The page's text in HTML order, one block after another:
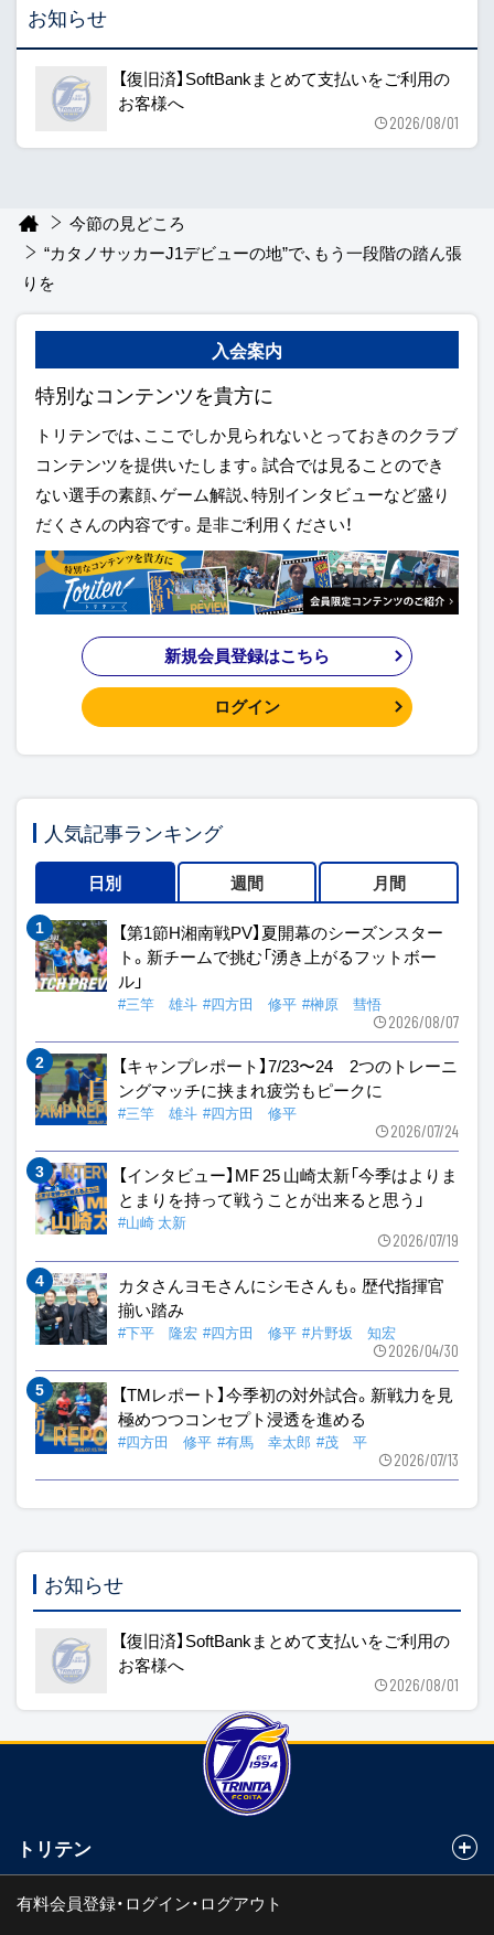
お知らせ
【復旧済】SoftBankまとめて支払いをご利用の
お客様へ
2026/08/01
今節の見どころ
“カタノサッカーJ1デビューの地”で、もう一段階の踏ん張
りを
入会案内
特別なコンテンツを貴方に
トリテンでは、ここでしか見られないとっておきのクラブ
コンテンツを提供いたします。試合では見ることのでき
ない選手の素顔、ゲーム解説、特別インタビューなど盛り
だくさんの内容です。是非ご利用ください！
新規会員登録はこちら
ログイン
人気記事ランキング
日別 週間 月間
【第1節H湘南戦PV】夏開幕のシーズンスター
ト。新チームで挑む「湧き上がるフットボー
ル」
#三竿 雄斗 #四方田 修平 #榊原 彗悟
2026/08/07
【キャンプレポート】7/23〜24 2つのトレーニ
ングマッチに挟まれ疲労もピークに
#三竿 雄斗 #四方田 修平
2026/07/24
【インタビュー】MF 25 山崎太新「今季はよりま
とまりを持って戦うことが出来ると思う」
#山崎 太新
2026/07/19
カタさんヨモさんにシモさんも。歴代指揮官
揃い踏み
#下平 隆宏 #四方田 修平 #片野坂 知宏
2026/04/30
【TMレポート】今季初の対外試合。新戦力を見
極めつつコンセプト浸透を進める
#四方田 修平 #有馬 幸太郎 #茂 平
2026/07/13
お知らせ
【復旧済】SoftBankまとめて支払いをご利用の
お客様へ
2026/08/01
トリテン
有料会員登録・ログイン・ログアウト